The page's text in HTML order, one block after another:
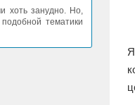
хоть занудно. Но,
тематики